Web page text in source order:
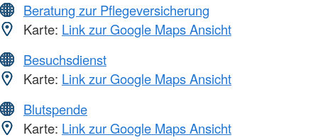
Beratung zur Pflegeversicherung
Karte: Link zur Google Maps Ansicht
Besuchsdienst
Karte: Link zur Google Maps Ansicht
Blutspende
Karte: Link zur Google Maps Ansicht